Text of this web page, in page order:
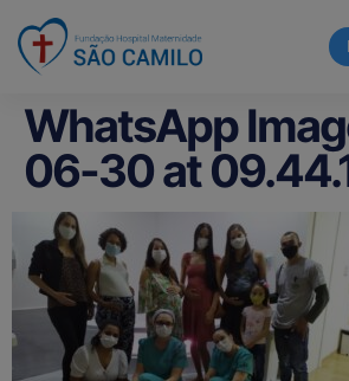
WhatsApp
06-30 at